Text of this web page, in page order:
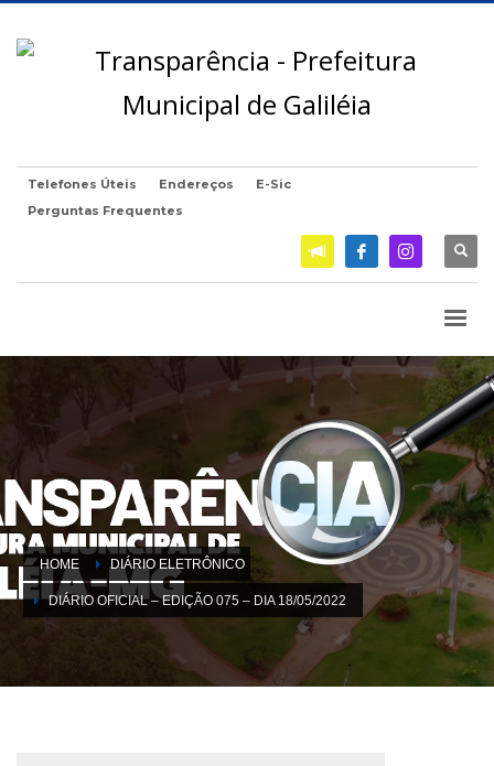
Telefones Úteis Endereços
E-Sic
Perguntas Frequentes
HOME DIÁRIO ELETRÔNICO
DIÁRIO OFICIAL – EDIÇÃO 075 – DIA 18/05/2022